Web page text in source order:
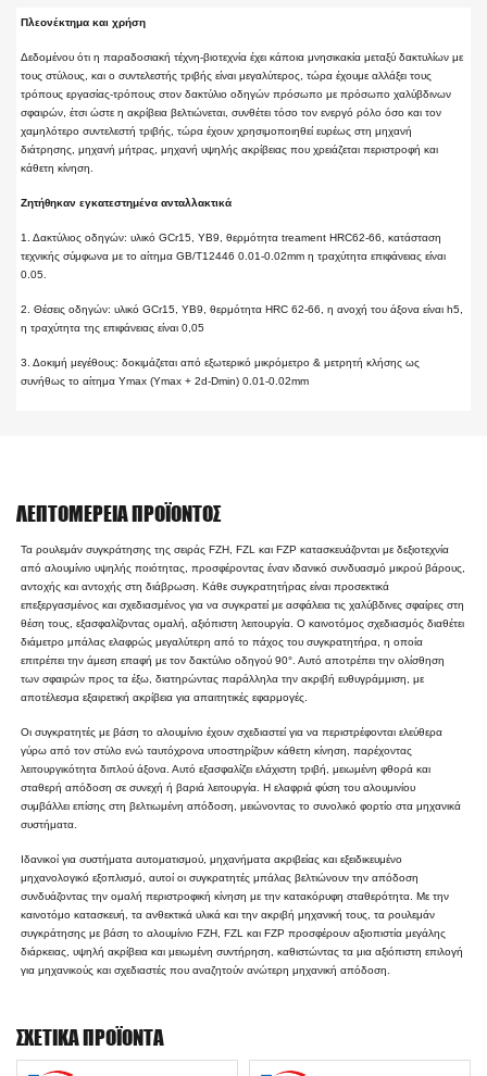
Πλεονέκτημα και χρήση
Δεδομένου ότι η παραδοσιακή τέχνη-βιοτεχνία έχει κάποια μνησικακία μεταξύ δακτυλίων με
τους στύλους, και ο συντελεστής τριβής είναι μεγαλύτερος, τώρα έχουμε αλλάξει τους
τρόπους εργασίας-τρόπους στον δακτύλιο οδηγών πρόσωπο με πρόσωπο χαλύβδινων
σφαιρών, έτσι ώστε η ακρίβεια βελτιώνεται, συνθέτει τόσο τον ενεργό ρόλο όσο και τον
χαμηλότερο συντελεστή τριβής, τώρα έχουν χρησιμοποιηθεί ευρέως στη μηχανή
διάτρησης, μηχανή μήτρας, μηχανή υψηλής ακρίβειας που χρειάζεται περιστροφή και
κάθετη κίνηση.
Ζητήθηκαν εγκατεστημένα ανταλλακτικά
1. Δακτύλιος οδηγών: υλικό GCr15, YB9, θερμότητα treament HRC62-66, κατάσταση
τεχνικής σύμφωνα με το αίτημα GB/T12446 0.01-0.02mm η τραχύτητα επιφάνειας είναι
0.05.
2. Θέσεις οδηγών: υλικό GCr15, YB9, θερμότητα HRC 62-66, η ανοχή του άξονα είναι h5,
η τραχύτητα της επιφάνειας είναι 0,05
3. Δοκιμή μεγέθους: δοκιμάζεται από εξωτερικό μικρόμετρο & μετρητή κλήσης ως
συνήθως το αίτημα Ymax (Ymax + 2d-Dmin) 0.01-0.02mm
ΛΕΠΤΟΜΈΡΕΙΑ ΠΡΟΪΌΝΤΟΣ
Τα ρουλεμάν συγκράτησης της σειράς FZH, FZL και FZP κατασκευάζονται με δεξιοτεχνία
από αλουμίνιο υψηλής ποιότητας, προσφέροντας έναν ιδανικό συνδυασμό μικρού βάρους,
αντοχής και αντοχής στη διάβρωση. Κάθε συγκρατητήρας είναι προσεκτικά
επεξεργασμένος και σχεδιασμένος για να συγκρατεί με ασφάλεια τις χαλύβδινες σφαίρες στη
θέση τους, εξασφαλίζοντας ομαλή, αξιόπιστη λειτουργία. Ο καινοτόμος σχεδιασμός διαθέτει
διάμετρο μπάλας ελαφρώς μεγαλύτερη από το πάχος του συγκρατητήρα, η οποία
επιτρέπει την άμεση επαφή με τον δακτύλιο οδηγού 90°. Αυτό αποτρέπει την ολίσθηση
των σφαιρών προς τα έξω, διατηρώντας παράλληλα την ακριβή ευθυγράμμιση, με
αποτέλεσμα εξαιρετική ακρίβεια για απαιτητικές εφαρμογές.
Οι συγκρατητές με βάση το αλουμίνιο έχουν σχεδιαστεί για να περιστρέφονται ελεύθερα
γύρω από τον στύλο ενώ ταυτόχρονα υποστηρίζουν κάθετη κίνηση, παρέχοντας
λειτουργικότητα διπλού άξονα. Αυτό εξασφαλίζει ελάχιστη τριβή, μειωμένη φθορά και
σταθερή απόδοση σε συνεχή ή βαριά λειτουργία. Η ελαφριά φύση του αλουμινίου
συμβάλλει επίσης στη βελτιωμένη απόδοση, μειώνοντας το συνολικό φορτίο στα μηχανικά
συστήματα.
Ιδανικοί για συστήματα αυτοματισμού, μηχανήματα ακριβείας και εξειδικευμένο
μηχανολογικό εξοπλισμό, αυτοί οι συγκρατητές μπάλας βελτιώνουν την απόδοση
συνδυάζοντας την ομαλή περιστροφική κίνηση με την κατακόρυφη σταθερότητα. Με την
καινοτόμο κατασκευή, τα ανθεκτικά υλικά και την ακριβή μηχανική τους, τα ρουλεμάν
συγκράτησης με βάση το αλουμίνιο FZH, FZL και FZP προσφέρουν αξιοπιστία μεγάλης
διάρκειας, υψηλή ακρίβεια και μειωμένη συντήρηση, καθιστώντας τα μια αξιόπιστη επιλογή
για μηχανικούς και σχεδιαστές που αναζητούν ανώτερη μηχανική απόδοση.
ΣΧΕΤΙΚΆ ΠΡΟΪΌΝΤΑ